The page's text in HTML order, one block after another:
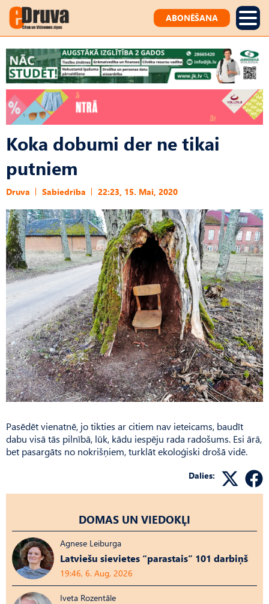
ABONĒŠANA
Koka dobumi der ne tikai
putniem
Druva Sabiedrība 22:23, 15. Mai, 2020
Pasēdēt vienatnē, jo tikties ar citiem nav ieteicams, baudīt
dabu visā tās pilnībā, lūk, kādu iespēju rada radošums. Esi ārā,
bet pasargāts no nokrišņiem, turklāt ekoloģiski drošā vidē.
Dalies:
DOMAS UN VIEDOKĻI
Agnese Leiburga
Latviešu sievietes “parastais” 101 darbiņš
19:46, 6. Aug, 2026
Iveta Rozentāle